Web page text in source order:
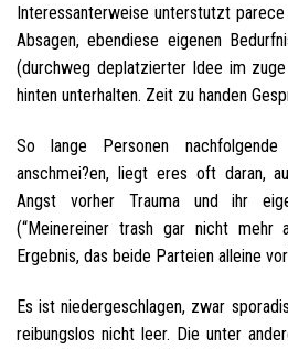
Interessanterweise unterstutzt
Absagen, ebendiese eigenen
(durchweg deplatzierter Idee im
hinten unterhalten. Zeit zu handen
So lange Personen
anschmei?en, liegt eres oft daran,
Angst vorher Trauma und ihr
(“Meinereiner trash gar nicht mehr
Ergebnis, das beide Parteien alleine
Es ist niedergeschlagen, zwar
reibungslos nicht leer. Die unter